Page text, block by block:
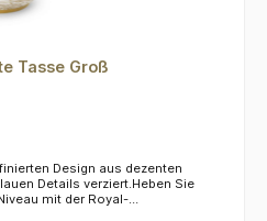
Tasse Groß
Design aus dezenten
Details verziert.Heben Sie
mit der Royal-